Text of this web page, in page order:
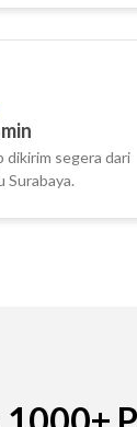
dikirim segera dari
Surabaya.